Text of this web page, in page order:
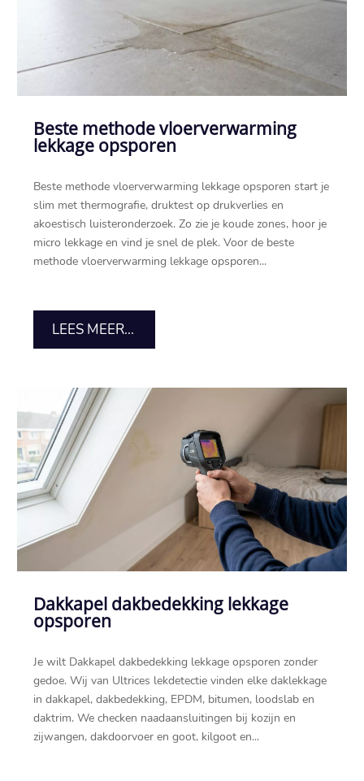
Beste methode vloerverwarming
lekkage opsporen
Beste methode vloerverwarming lekkage opsporen start je
slim met thermografie, druktest op drukverlies en
akoestisch luisteronderzoek.​ Zo zie je koude zones, hoor je
micro lekkage en vind je snel de plek.​ Voor de beste
methode vloerverwarming lekkage opsporen...
LEES MEER...
Dakkapel dakbedekking lekkage
opsporen
Je wilt Dakkapel dakbedekking lekkage opsporen zonder
gedoe.​ Wij van Ultrices lekdetectie vinden elke daklekkage
in dakkapel, dakbedekking, EPDM, bitumen, loodslab en
daktrim.​ We checken naadaansluitingen bij kozijn en
zijwangen, dakdoorvoer en goot, kilgoot en...